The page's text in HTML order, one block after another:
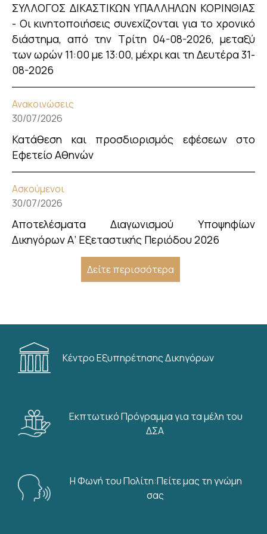
ΣΥΛΛΟΓΟΣ ΔΙΚΑΣΤΙΚΩΝ ΥΠΑΛΛΗΛΩΝ ΚΟΡΙΝΘΙΑΣ
- Οι κινητοποιήσεις συνεχίζονται για το χρονικό
διάστημα, από την Τρίτη 04-08-2026, μεταξύ
των ωρών 11:00 με 13:00, μέχρι και τη Δευτέρα 31-
08-2026
Ανακοινώσεις
30/07/2026
Κατάθεση και προσδιορισμός εφέσεων στο
Εφετείο Αθηνών
Ασκούμενοι
30/07/2026
Αποτελέσματα Διαγωνισμού Υποψηφίων
Δικηγόρων Α’ Εξεταστικής Περιόδου 2026
Δείτε περισσότερα
Κέντρο Εξυπηρέτησης Δικηγόρων
Εκπτωτικό Πρόγραμμα για τα μέλη του
ΔΣΑ
Η Φωνή του Πολίτη:Πείτε μας τη γνώμη
σας